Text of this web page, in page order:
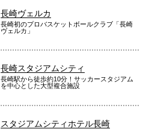
長崎ヴェルカ
長崎初のプロバスケットボールクラブ「長崎
ヴェルカ」
長崎スタジアムシティ
長崎駅から徒歩約10分！サッカースタジアム
を中心とした大型複合施設
スタジアムシティホテル長崎